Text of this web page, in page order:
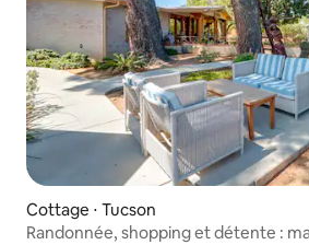
Cottage ⋅ Tucson
Randonnée, shopping et détente :